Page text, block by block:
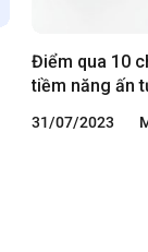
Điểm qua 10
tiềm năng ấn
31/07/2023